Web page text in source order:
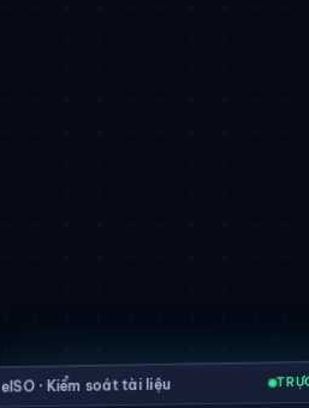
eISO · Kiểm soát tài liệu